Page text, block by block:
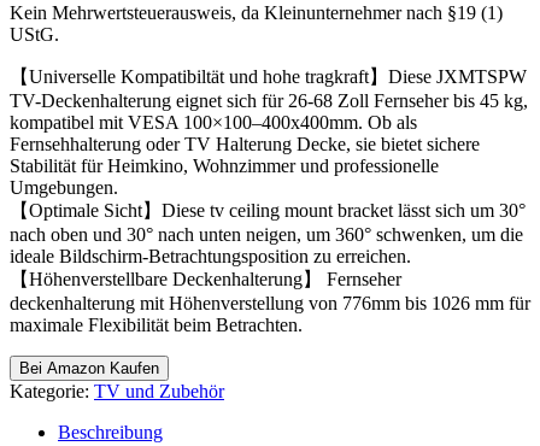
Kein Mehrwertsteuerausweis, da Kleinunternehmer nach §19 (1)
UStG.
【Universelle Kompatibiltät und hohe tragkraft】Diese JXMTSPW
TV-Deckenhalterung eignet sich für 26-68 Zoll Fernseher bis 45 kg,
kompatibel mit VESA 100×100–400x400mm. Ob als
Fernsehhalterung oder TV Halterung Decke, sie bietet sichere
Stabilität für Heimkino, Wohnzimmer und professionelle
Umgebungen.
【Optimale Sicht】Diese tv ceiling mount bracket lässt sich um 30°
nach oben und 30° nach unten neigen, um 360° schwenken, um die
ideale Bildschirm-Betrachtungsposition zu erreichen.
【Höhenverstellbare Deckenhalterung】 Fernseher
deckenhalterung mit Höhenverstellung von 776mm bis 1026 mm für
maximale Flexibilität beim Betrachten.
Bei Amazon Kaufen
Kategorie: TV und Zubehör
Beschreibung